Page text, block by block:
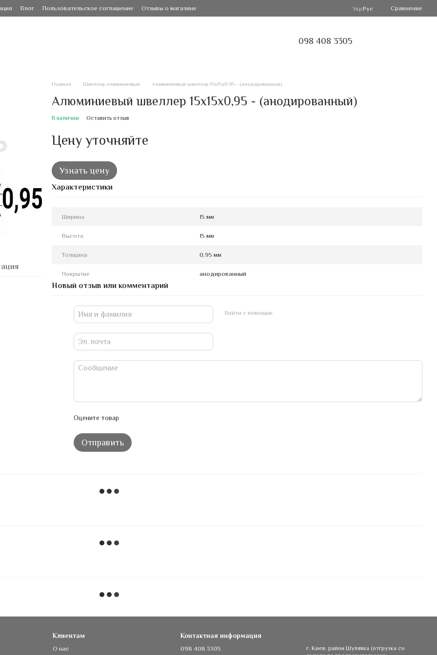
Блог Пользовательское соглашение Отзывы о магазине УкрРус Сравнение
098 408 3305
Главная Швеллер алюминиевый Алюминиевый швеллер 15х15х0,95 - (анодированный)
Алюминиевый швеллер 15х15х0,95 - (анодированный)
В наличии Оставить отзыв
Цену уточняйте
Узнать цену
Характеристики
Ширина 15 мм
Высота 15 мм
Толщина 0,95 мм
Покрытие анодированный
Новый отзыв или комментарий
Войти с помощью
Оцените товар
Отправить
Клиентам
О нас
Контактная информация
098 408 3305
г. Киев, район Шулявка (отгрузка со